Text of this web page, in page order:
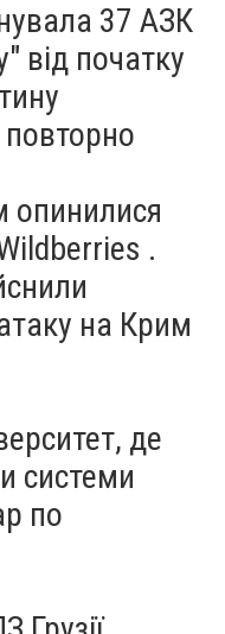
37 АЗК
від початку
опинилися
.
на Крим
де
системи
по